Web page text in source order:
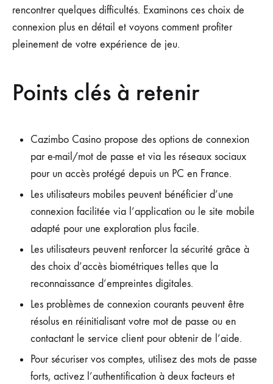
rencontrer quelques difficultés. Examinons ces choix de
connexion plus en détail et voyons comment profiter
pleinement de votre expérience de jeu.
Points clés à retenir
Cazimbo Casino propose des options de connexion
par e-mail/mot de passe et via les réseaux sociaux
pour un accès protégé depuis un PC en France.
Les utilisateurs mobiles peuvent bénéficier d’une
connexion facilitée via l’application ou le site mobile
adapté pour une exploration plus facile.
Les utilisateurs peuvent renforcer la sécurité grâce à
des choix d’accès biométriques telles que la
reconnaissance d’empreintes digitales.
Les problèmes de connexion courants peuvent être
résolus en réinitialisant votre mot de passe ou en
contactant le service client pour obtenir de l’aide.
Pour sécuriser vos comptes, utilisez des mots de passe
forts, activez l’authentification à deux facteurs et